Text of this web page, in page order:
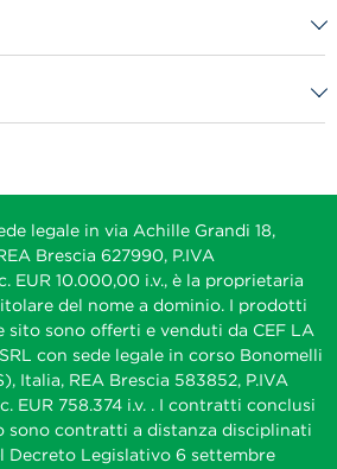
legale in via Achille Grandi 18,
Brescia 627990, P.IVA
EUR 10.000,00 i.v., è la proprietaria
del nome a dominio. I prodotti
sito sono offerti e venduti da CEF LA
con sede legale in corso Bonomelli
Italia, REA Brescia 583852, P.IVA
EUR 758.374 i.v. . I contratti conclusi
sono contratti a distanza disciplinati
Decreto Legislativo 6 settembre